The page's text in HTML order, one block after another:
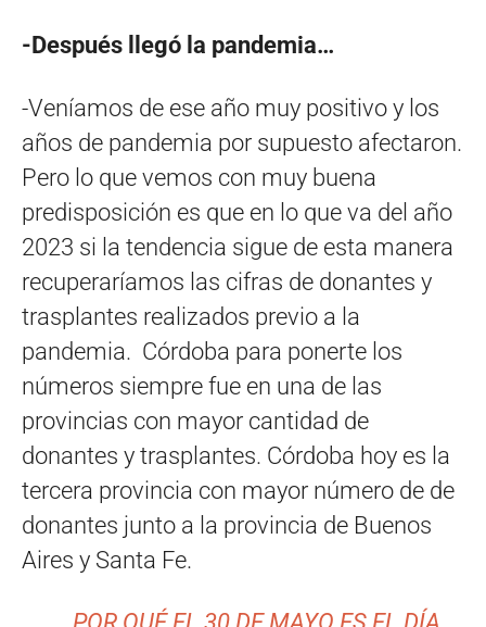
-Después llegó la pandemia…
-Veníamos de ese año muy positivo y los
años de pandemia por supuesto afectaron.
Pero lo que vemos con muy buena
predisposición es que en lo que va del año
2023 si la tendencia sigue de esta manera
recuperaríamos las cifras de donantes y
trasplantes realizados previo a la
pandemia. Córdoba para ponerte los
números siempre fue en una de las
provincias con mayor cantidad de
donantes y trasplantes. Córdoba hoy es la
tercera provincia con mayor número de de
donantes junto a la provincia de Buenos
Aires y Santa Fe.